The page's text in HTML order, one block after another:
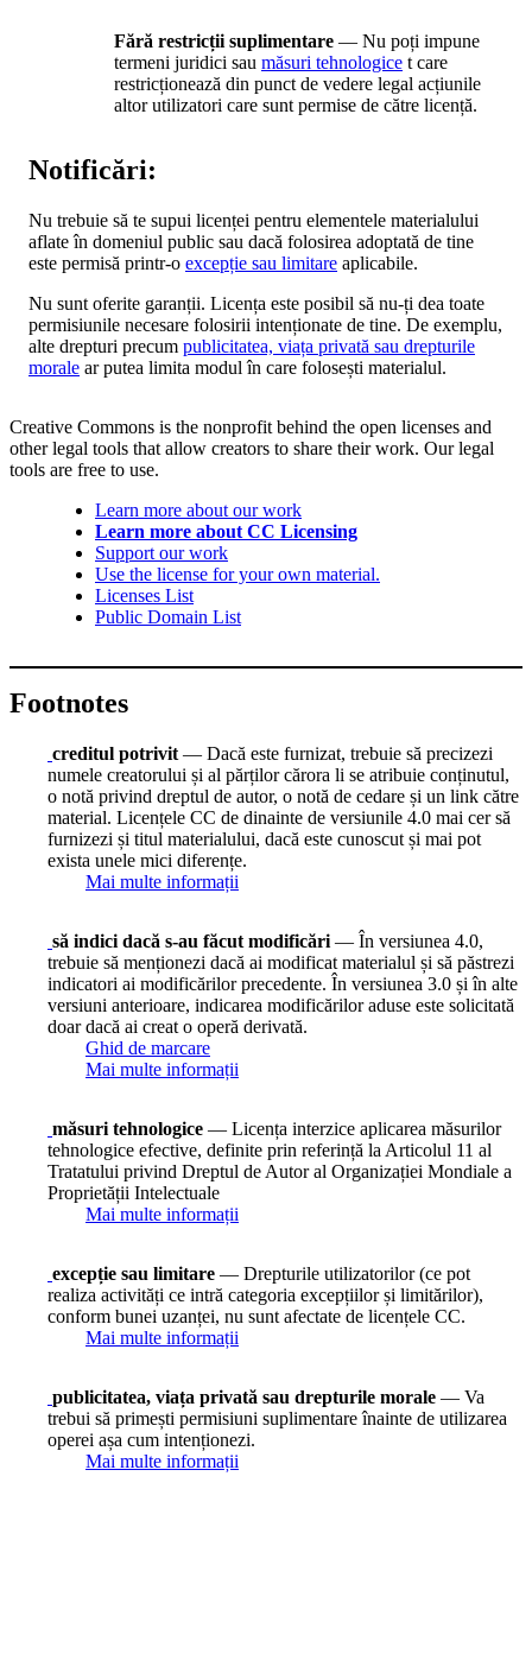
Fără restricții suplimentare — Nu poți impune
termeni juridici sau măsuri tehnologice t care
restricționează din punct de vedere legal acțiunile
altor utilizatori care sunt permise de către licență.
Notificări:
Nu trebuie să te supui licenței pentru elementele materialului
aflate în domeniul public sau dacă folosirea adoptată de tine
este permisă printr-o excepție sau limitare aplicabile.
Nu sunt oferite garanții. Licența este posibil să nu-ți dea toate
permisiunile necesare folosirii intenționate de tine. De exemplu,
alte drepturi precum publicitatea, viața privată sau drepturile
morale ar putea limita modul în care folosești materialul.
Creative Commons is the nonprofit behind the open licenses and
other legal tools that allow creators to share their work. Our legal
tools are free to use.
Learn more about our work
Learn more about CC Licensing
Support our work
Use the license for your own material.
Licenses List
Public Domain List
Footnotes
creditul potrivit — Dacă este furnizat, trebuie să precizezi
numele creatorului și al părților cărora li se atribuie conținutul,
o notă privind dreptul de autor, o notă de cedare și un link către
material. Licențele CC de dinainte de versiunile 4.0 mai cer să
furnizezi și titul materialului, dacă este cunoscut și mai pot
exista unele mici diferențe.
Mai multe informații
să indici dacă s-au făcut modificări — În versiunea 4.0,
trebuie să menționezi dacă ai modificat materialul și să păstrezi
indicatori ai modificărilor precedente. În versiunea 3.0 și în alte
versiuni anterioare, indicarea modificărilor aduse este solicitată
doar dacă ai creat o operă derivată.
Ghid de marcare
Mai multe informații
măsuri tehnologice — Licența interzice aplicarea măsurilor
tehnologice efective, definite prin referință la Articolul 11 al
Tratatului privind Dreptul de Autor al Organizației Mondiale a
Proprietății Intelectuale
Mai multe informații
excepție sau limitare — Drepturile utilizatorilor (ce pot
realiza activități ce intră categoria excepțiilor și limitărilor),
conform bunei uzanței, nu sunt afectate de licențele CC.
Mai multe informații
publicitatea, viața privată sau drepturile morale — Va
trebui să primești permisiuni suplimentare înainte de utilizarea
operei așa cum intenționezi.
Mai multe informații